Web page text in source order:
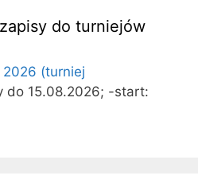
do turniejów
(turniej
do 15.08.2026; -start: